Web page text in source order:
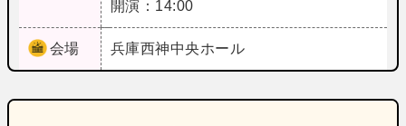
開演：14:00
会場 兵庫西神中央ホール